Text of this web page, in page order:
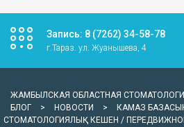
Запись: 8 (7262) 34-58-78
г.Тараз. ул. Жуанышева, 4
ЖАМБЫЛСКАЯ ОБЛАСТНАЯ
БЛОГ
> НОВОСТИ >
КАМАЗ
СТОМАТОЛОГИЯЛЫҚ КЕШЕН /